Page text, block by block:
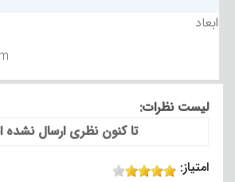
ابعاد
لیست نظرات:
تا کنون نظری ارسال
امتیاز: